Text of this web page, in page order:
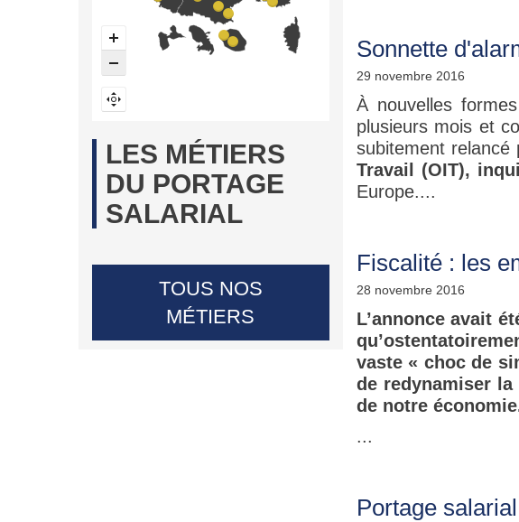
Sonnette
29 novembre 2016
À nouvelles
plusieurs mois et
subitement relancé
Travail (OIT),
Europe....
Fiscalité : les
28 novembre 2016
L’annonce avait
vaste « choc de
de redynamiser
de notre
...
Portage
LES MÉTIERS
DU PORTAGE
SALARIAL
TOUS NOS
MÉTIERS